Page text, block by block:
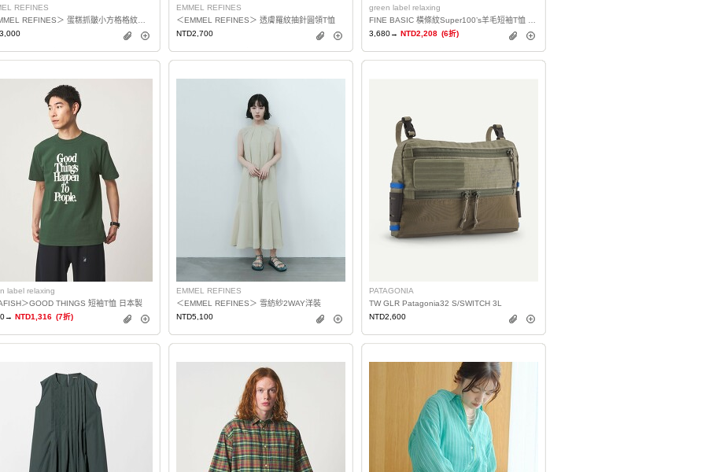
REFINES
EMMEL REFINES
＜EMMEL REFINES＞ 透膚羅紋抽針圓領T恤
NTD2,700
green label relaxing
3,680→ NTD2,208 (6折)
label relaxing
＞GOOD THINGS 短袖T恤 日本製
NTD1,316 (7折)
EMMEL REFINES
＜EMMEL REFINES＞ 雪紡紗2WAY洋裝
NTD5,100
PATAGONIA
TW GLR Patagonia32 S/SWITCH 3L
NTD2,600